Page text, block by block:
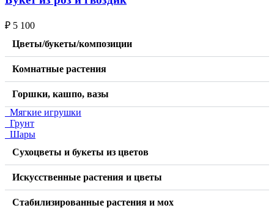
₽ 5 100
Цветы/букеты/композиции
Комнатные растения
Горшки, кашпо, вазы
Мягкие игрушки
Грунт
Шары
Сухоцветы и букеты из цветов
Искусственные растения и цветы
Стабилизированные растения и мох